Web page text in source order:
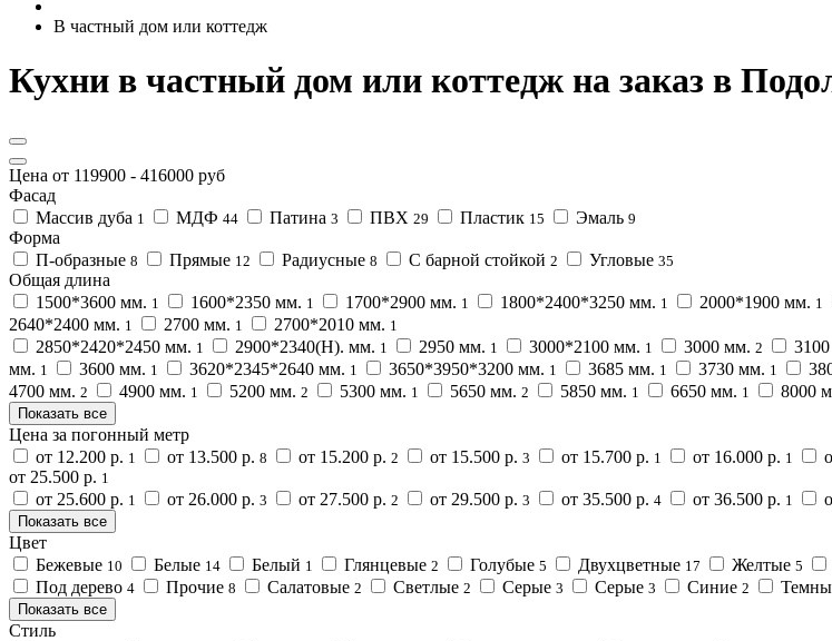
В частный дом или коттедж
Кухни в частный дом или коттедж на заказ в
Цена от 119900 - 416000 руб
Фасад
Массив дуба 1 МДФ 44 Патина 3 ПВХ 29 Пластик 15 Эмаль 9
Форма
П-образные 8 Прямые 12 Радиусные 8 С барной стойкой 2 Угловые 35
Общая длина
1500*3600 мм. 1 1600*2350 мм. 1 1700*2900 мм. 1 1800*2400*3250 мм. 1 2000*1900 мм. 1
2640*2400 мм. 1 2700 мм. 1 2700*2010 мм. 1
2850*2420*2450 мм. 1 2900*2340(H). мм. 1 2950 мм. 1 3000*2100 мм. 1 3000 мм. 2
мм. 1 3600 мм. 1 3620*2345*2640 мм. 1 3650*3950*3200 мм. 1 3685 мм. 1 3730 мм. 1
4700 мм. 2 4900 мм. 1 5200 мм. 2 5300 мм. 1 5650 мм. 2 5850 мм. 1 6650 мм. 1 8000
Показать все
Цена за погонный метр
от 12.200 р. 1 от 13.500 р. 8 от 15.200 р. 2 от 15.500 р. 3 от 15.700 р. 1 от 16.000 р. 1
от 25.500 р. 1
от 25.600 р. 1 от 26.000 р. 3 от 27.500 р. 2 от 29.500 р. 3 от 35.500 р. 4 от 36.500 р. 1
Показать все
Цвет
Бежевые 10 Белые 14 Белый 1 Глянцевые 2 Голубые 5 Двухцветные 17 Желтые 5
Под дерево 4 Прочие 8 Салатовые 2 Светлые 2 Серые 3 Серые 3 Синие 2
Показать все
Стиль